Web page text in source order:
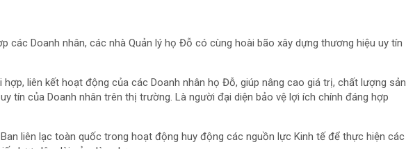
các Doanh nhân, các nhà Quản lý họ Đỗ có cùng hoài bão xây dựng thương hiệu uy tín
liên kết hoạt động của các Doanh nhân họ Đỗ, giúp nâng cao giá trị, chất lượng sản
tín của Doanh nhân trên thị trường. Là người đại diện bảo vệ lợi ích chính đáng hợp
liên lạc toàn quốc trong hoạt động huy động các nguồn lực Kinh tế để thực hiện các